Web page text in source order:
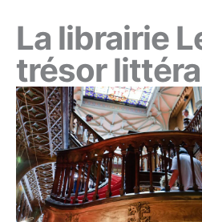
La librairie
trésor